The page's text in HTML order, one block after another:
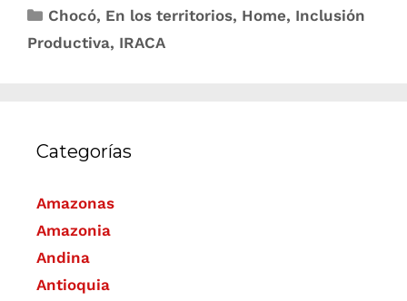
Chocó, En los territorios, Home, Inclusión
Productiva, IRACA
Categorías
Amazonas
Amazonia
Andina
Antioquia